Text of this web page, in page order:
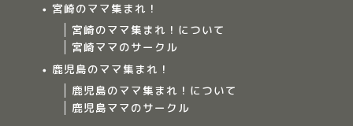
宮崎のママ集まれ！
宮崎のママ集まれ！について
宮崎ママのサークル
鹿児島のママ集まれ！
鹿児島のママ集まれ！について
鹿児島ママのサークル
ママ集まれ！スタッフ
九州のママ集まれ！